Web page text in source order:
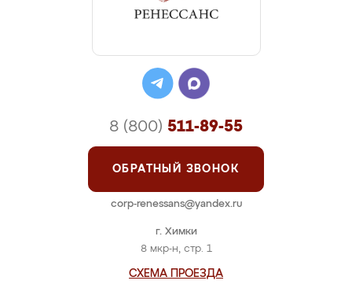
г. Химки
8 мкр-н, стр. 1
СХЕМА ПРОЕЗДА
8 (800) 511-89-55
ОБРАТНЫЙ ЗВОНОК
corp-renessans@yandex.ru